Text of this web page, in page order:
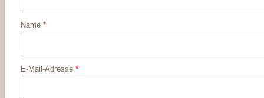
Name *
E-Mail-Adresse *